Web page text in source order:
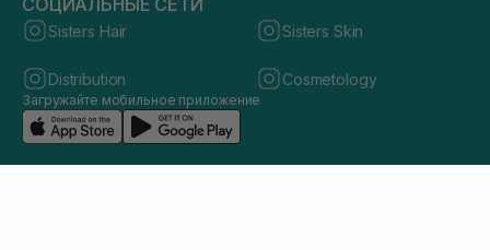
СОЦИАЛЬНЫЕ СЕТИ
Sisters Hair Sisters Skin
Distribution Cosmetology
Загружайте мобильное приложение